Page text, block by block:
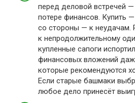
перед деловой встречей
потере финансов. Купить
со стороны — к неудачам.
к непродолжительному
купленные сапоги
финансовых вложений
которые рекомендуются
Если старые башмаки
любое дело принесёт